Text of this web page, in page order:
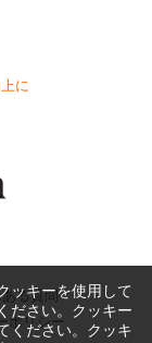
に
る質問
ポリシー
ッキーを使用して
ださい。クッキー
ください。クッキ